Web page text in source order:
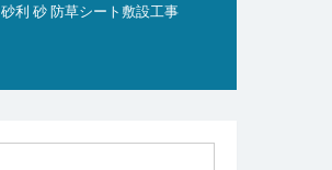
砂利 砂 防草シート敷設工事